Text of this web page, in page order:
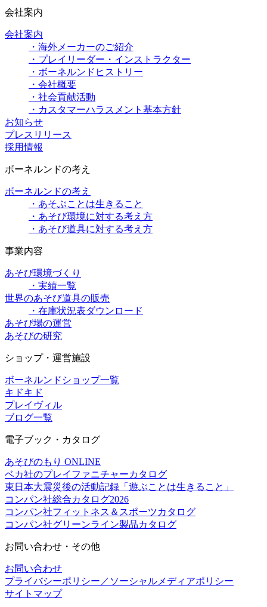
会社案内
会社案内
・海外メーカーのご紹介
・プレイリーダー・インストラクター
・ボーネルンドヒストリー
・会社概要
・社会貢献活動
・カスタマーハラスメント基本方針
お知らせ
プレスリリース
採用情報
ボーネルンドの考え
ボーネルンドの考え
・あそぶことは生きること
・あそび環境に対する考え方
・あそび道具に対する考え方
事業内容
あそび環境づくり
・実績一覧
世界のあそび道具の販売
・在庫状況表ダウンロード
あそび場の運営
あそびの研究
ショップ・運営施設
ボーネルンドショップ一覧
キドキド
プレイヴィル
ブログ一覧
電子ブック・カタログ
あそびのもり ONLINE
ベカ社のプレイファニチャーカタログ
東日本大震災後の活動記録「遊ぶことは生きること」
コンパン社総合カタログ2026
コンパン社フィットネス＆スポーツカタログ
コンパン社グリーンライン製品カタログ
お問い合わせ・その他
お問い合わせ
プライバシーポリシー／ソーシャルメディアポリシー
サイトマップ